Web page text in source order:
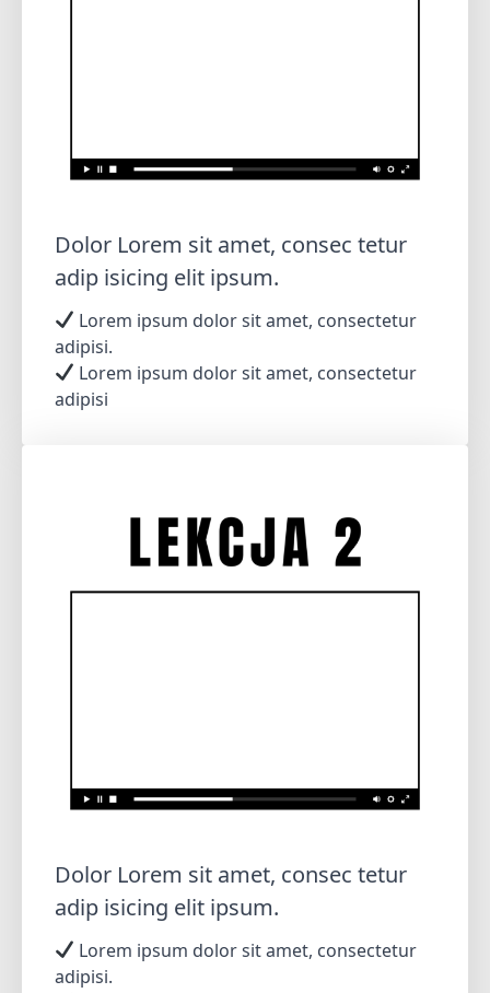
Dolor Lorem sit amet, consec tetur
adip isicing elit ipsum.
Lorem ipsum dolor sit amet, consectetur
adipisi.
Lorem ipsum dolor sit amet, consectetur
adipisi
Dolor Lorem sit amet, consec tetur
adip isicing elit ipsum.
Lorem ipsum dolor sit amet, consectetur
adipisi.